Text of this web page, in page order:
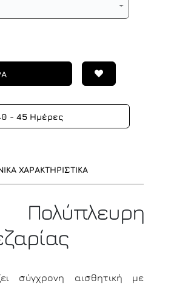
- 45 Ημέρες
ΧΑΡΑΚΤΗΡΙΣΤΙΚΑ
σύγχρονη αισθητική με